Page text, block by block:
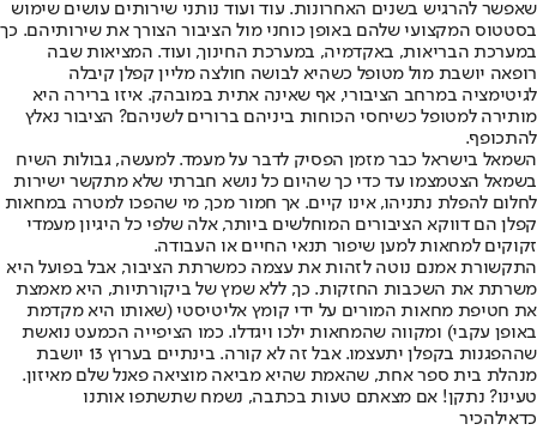
שאפשר להרגיש בשנים האחרונות. עוד ועוד נותני שירותים עושים שימוש
בסטטוס המקצועי שלהם באופן כוחני מול הציבור הצורך את שירותיהם. כך
במערכת הבריאות, באקדמיה, במערכת החינוך, ועוד. המציאות שבה
רופאה יושבת מול מטופל כשהיא לבושה חולצה מליין קפלן קיבלה
לגיטימציה במרחב הציבורי, אף שאינה אתית במובהק. איזו ברירה היא
מותירה למטופל כשיחסי הכוחות ביניהם ברורים לשניהם? הציבור נאלץ
להתכופף.
השמאל בישראל כבר מזמן הפסיק לדבר על מעמד. למעשה, גבולות השיח
בשמאל הצטמצמו עד כדי כך שהיום כל נושא חברתי שלא מתקשר ישירות
לחלום להפלת נתניהו, אינו קיים. אך חמור מכך, מי שהפכו למטרה במחאות
קפלן הם דווקא הציבורים המוחלשים ביותר, אלה שלפי כל היגיון מעמדי
זקוקים למחאות למען שיפור תנאי החיים או העבודה.
התקשורת אמנם נוטה לזהות את עצמה כמשרתת הציבור, אבל בפועל היא
משרתת את השכבות החזקות. כך, ללא שמץ של ביקורתיות, היא מאמצת
את חטיפת מחאות המורים על ידי קומץ אליטיסטי (שאותו היא מקדמת
באופן עקבי) ומקווה שהמחאות ילכו ויגדלו. כמו הציפייה הכמעט נואשת
שההפגנות בקפלן יתעצמו. אבל זה לא קורה. בינתיים בערוץ 13 יושבת
מנהלת בית ספר אחת, שהאמת שהיא מביאה מוציאה פאנל שלם מאיזון.
טעינו? נתקן! אם מצאתם טעות בכתבה, נשמח שתשתפו אותנו
כדאילהכיר